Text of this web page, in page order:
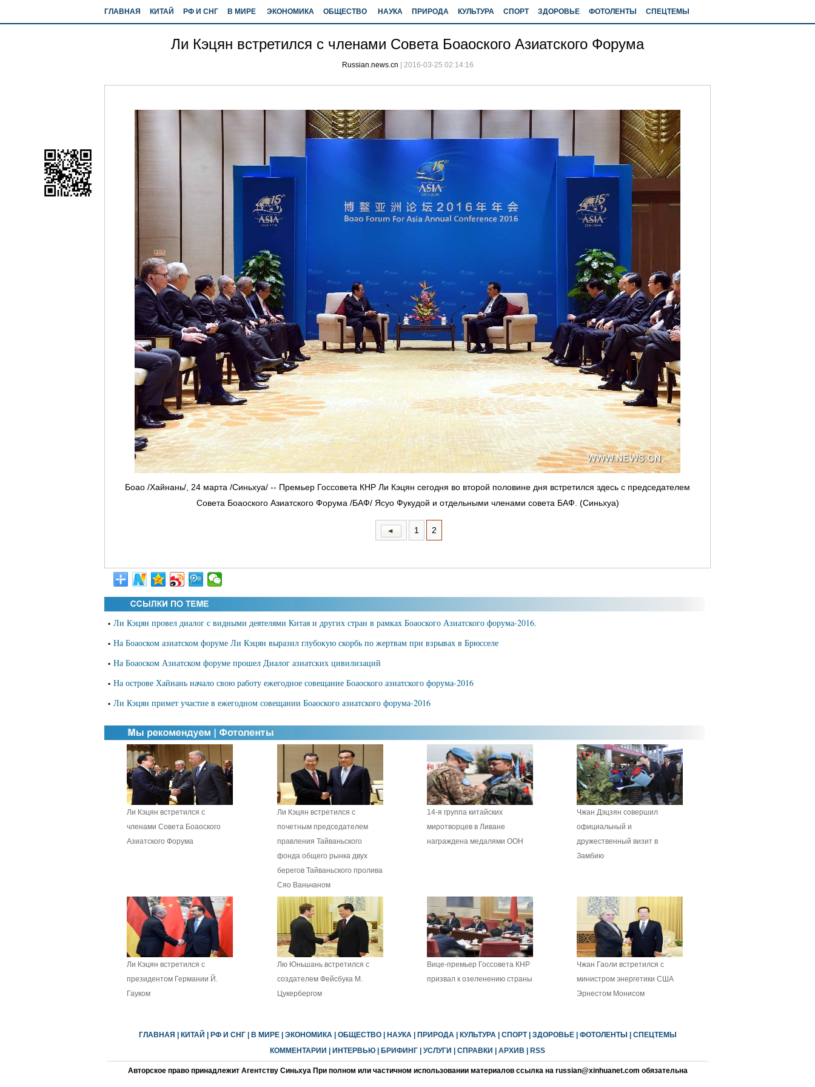
ГЛАВНАЯ КИТАЙ РФ И СНГ В МИРЕ ЭКОНОМИКА ОБЩЕСТВО НАУКА ПРИРОДА КУЛЬТУРА СПОРТ ЗДОРОВЬЕ ФОТОЛЕНТЫ СПЕЦТЕМЫ
Ли Кэцян встретился с членами Совета Боаоского Азиатского Форума
Russian.news.cn 2016-03-25 02:14:16
Боао /Хайнань/, 24 марта /Синьхуа/ -- Премьер Госсовета КНР Ли Кэцян сегодня во второй половине дня встретился здесь с председателем
Совета Боаоского Азиатского Форума /БАФ/ Ясуо Фукудой и отдельными членами совета БАФ. (Синьхуа)
1 2
• Ли Кэцян провел диалог с видными деятелями Китая и других стран в рамках Боаоского Азиатского форума-2016.
• На Боаоском азиатском форуме Ли Кэцян выразил глубокую скорбь по жертвам при взрывах в Брюсселе
• На Боаоском Азиатском форуме прошел Диалог азиатских цивилизаций
• На острове Хайнань начало свою работу ежегодное совещание Боаоского азиатского форума-2016
• Ли Кэцян примет участие в ежегодном совещании Боаоского азиатского форума-2016
Ли Кэцян встретился с
членами Совета Боаоского
Азиатского Форума
Ли Кэцян встретился с
почетным председателем
правления Тайваньского
фонда общего рынка двух
берегов Тайваньского пролива
Сяо Ваньчаном
14-я группа китайских
миротворцев в Ливане
награждена медалями ООН
Чжан Дэцзян совершил
официальный и
дружественный визит в
Замбию
Ли Кэцян встретился с
президентом Германии Й.
Гауком
Лю Юньшань встретился с
создателем Фейсбука М.
Цукербергом
Вице-премьер Госсовета КНР
призвал к озеленению страны
Чжан Гаоли встретился с
министром энергетики США
Эрнестом Монисом
ГЛАВНАЯ КИТАЙ РФ И СНГ| В МИРЕ| ЭКОНОМИКА| ОБЩЕСТВО| НАУКА| ПРИРОДА| КУЛЬТУРА| СПОРТ| ЗДОРОВЬЕ| ФОТОЛЕНТЫ
СПЕЦТЕМЫ
КОММЕНТАРИИ
ИНТЕРВЬЮ БРИФИНГ УСЛУГИ СПРАВКИ АРХИВ RSS
Авторское право принадлежит Агентству Синьхуа При полном или частичном использовании материалов ссылка на russian@xinhuanet.com обязательна